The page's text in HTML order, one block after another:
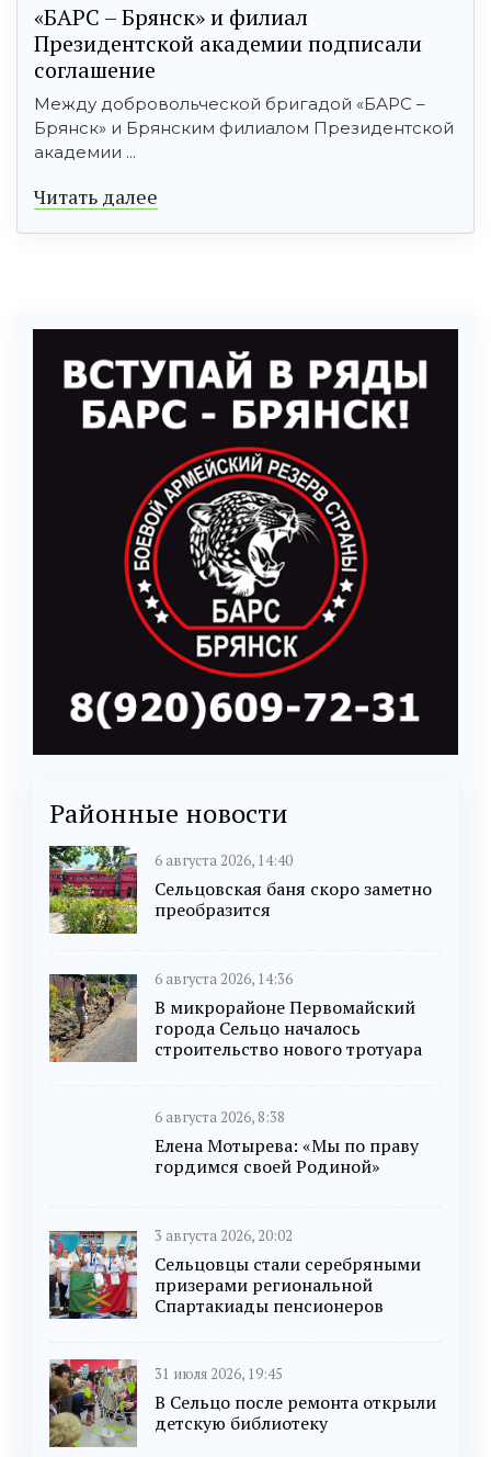
«БАРС – Брянск» и филиал
Президентской академии подписали
соглашение
Между добровольческой бригадой «БАРС –
Брянск» и Брянским филиалом Президентской
академии ...
Читать далее
Районные новости
6 августа 2026, 14:40
Сельцовская баня скоро заметно
преобразится
6 августа 2026, 14:36
В микрорайоне Первомайский
города Сельцо началось
строительство нового тротуара
6 августа 2026, 8:38
Елена Мотырева: «Мы по праву
гордимся своей Родиной»
3 августа 2026, 20:02
Сельцовцы стали серебряными
призерами региональной
Спартакиады пенсионеров
31 июля 2026, 19:45
В Сельцо после ремонта открыли
детскую библиотеку